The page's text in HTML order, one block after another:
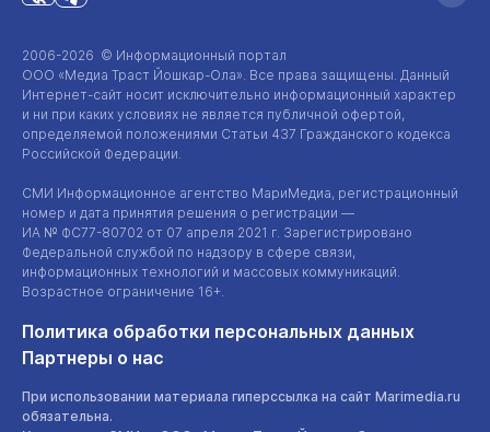
2006-2026 © Информационный портал
ООО «Медиа Траст Йошкар-Ола». Все права защищены. Данный
Интернет-сайт носит исключительно информационный характер
и ни при каких условиях не является публичной офертой,
определяемой положениями Статьи 437 Гражданского кодекса
Российской Федерации.
СМИ Информационное агентство МариМедиа, регистрационный
номер и дата принятия решения о регистрации —
ИА № ФС77-80702 от 07 апреля 2021 г. Зарегистрировано
Федеральной службой по надзору в сфере связи,
информационных технологий и массовых коммуникаций.
Возрастное ограничение 16+.
Политика обработки персональных данных
Партнеры о нас
При использовании материала гиперссылка на сайт Marimedia.ru
обязательна.